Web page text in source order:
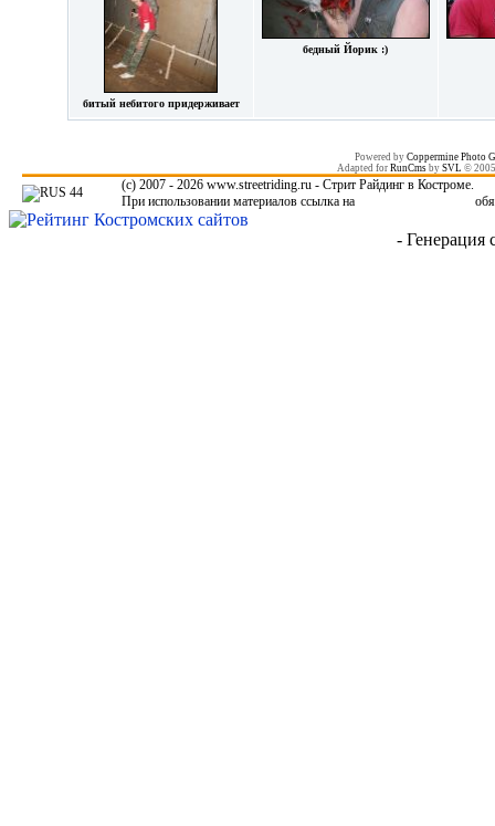
битый небитого придерживает
бедный Йорик :)
Powered by Coppermine Photo
Adapted for RunCmsby SVL ©
(c) 2007 - 2026 www.streetriding.ru - Стрит Райдинг в Костроме.
При использовании материалов ссылка на
- Генерация